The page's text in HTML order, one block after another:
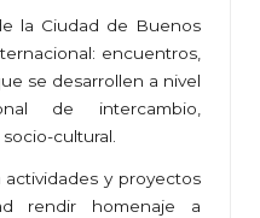
la Ciudad de Buenos
encuentros,
se desarrollen a nivel
de intercambio,
cultural.
actividades y proyectos
rendir homenaje a